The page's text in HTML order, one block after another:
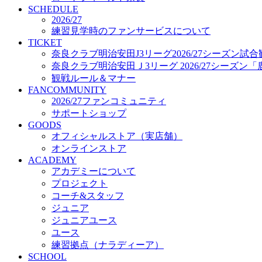
プロジェクト
コーチ&スタッフ
ジュニア
ジュニアユース
ユース
練習拠点（ナラディーア）
SCHOOL
CLUB
2026/27 パートナー企業
パートナー募集
クラブ理念
クラブ情報
サステナビリティ
Web制作支援
応援プロジェクト
SCHEDULE
2026/27
練習見学時のファンサービスについて
TICKET
奈良クラブ明治安田J3リーグ2026/27シーズン試合
奈良クラブ明治安田Ｊ3リーグ 2026/27シーズン「
観戦ルール＆マナー
FANCOMMUNITY
2026/27ファンコミュニティ
サポートショップ
GOODS
オフィシャルストア（実店舗）
オンラインストア
ACADEMY
アカデミーについて
プロジェクト
コーチ&スタッフ
ジュニア
ジュニアユース
ユース
練習拠点（ナラディーア）
SCHOOL